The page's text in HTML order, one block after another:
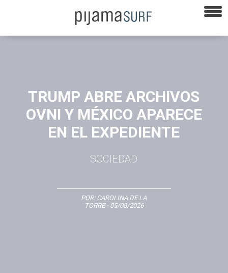
TRUMP ABRE ARCHIVOS
OVNI Y MÉXICO APARECE
EN EL EXPEDIENTE
SOCIEDAD
POR: CAROLINA DE LA
TORRE- 05/08/2026